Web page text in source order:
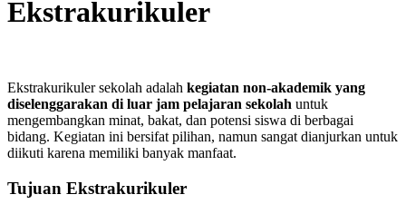
Ekstrakurikuler
Ekstrakurikuler sekolah adalah kegiatan non-akademik yang
diselenggarakan di luar jam pelajaran sekolah untuk
mengembangkan minat, bakat, dan potensi siswa di berbagai
bidang. Kegiatan ini bersifat pilihan, namun sangat dianjurkan untuk
diikuti karena memiliki banyak manfaat.
Tujuan Ekstrakurikuler